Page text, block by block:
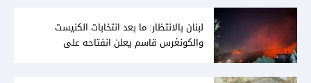
لبنان بالانتظار: ما بعد انتخابات الكنيست
والكونغرس قاسم يعلن انفتاحه على